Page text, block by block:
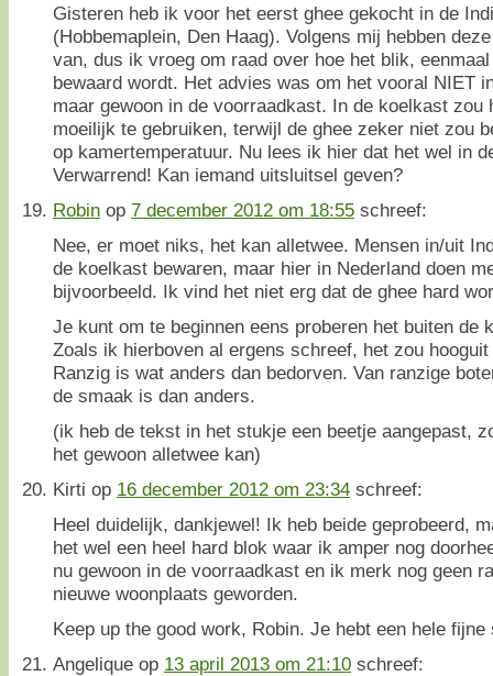
Gisteren heb ik voor het eerst ghee gekocht in de
(Hobbemaplein, Den Haag). Volgens mij hebben
van, dus ik vroeg om raad over hoe het blik,
bewaard wordt. Het advies was om het vooral NIET
maar gewoon in de voorraadkast. In de koelkast zou
moeilijk te gebruiken, terwijl de ghee zeker niet zou
op kamertemperatuur. Nu lees ik hier dat het wel in
Verwarrend! Kan iemand uitsluitsel geven?
Robin op 7 december 2012 om 18:55 schreef:
Nee, er moet niks, het kan alletwee. Mensen in/uit
de koelkast bewaren, maar hier in Nederland doen
bijvoorbeeld. Ik vind het niet erg dat de ghee hard
Je kunt om te beginnen eens proberen het buiten de
Zoals ik hierboven al ergens schreef, het zou
Ranzig is wat anders dan bedorven. Van ranzige
de smaak is dan anders.
(ik heb de tekst in het stukje een beetje aangepast,
het gewoon alletwee kan)
Kirti op 16 december 2012 om 23:34 schreef:
Heel duidelijk, dankjewel! Ik heb beide geprobeerd,
het wel een heel hard blok waar ik amper nog
nu gewoon in de voorraadkast en ik merk nog geen
nieuwe woonplaats geworden.
Keep up the good work, Robin. Je hebt een hele fijne
Angelique op 13 april 2013 om 21:10 schreef: